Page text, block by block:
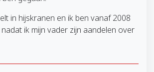
in hijskranen en ik ben vanaf 2008
ik mijn vader zijn aandelen over